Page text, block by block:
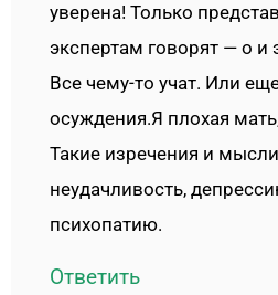
уверена! Только
экспертам говорят — о и
Все чему-то учат. Или
осуждения.Я плохая
Такие изречения и
неудачливость,
психопатию.
Ответить